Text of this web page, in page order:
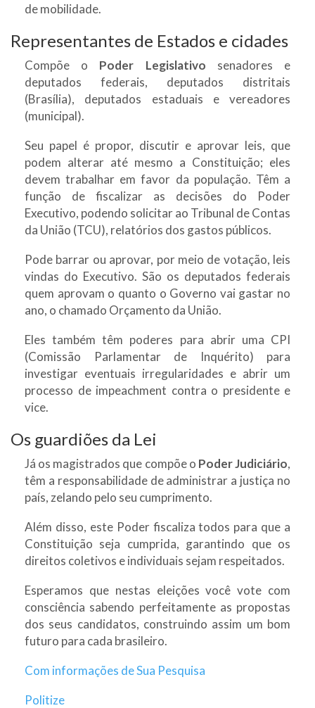
de mobilidade.
Representantes de Estados e cidades
Compõe o Poder Legislativo senadores e
deputados federais, deputados distritais
(Brasília), deputados estaduais e vereadores
(municipal).
Seu papel é propor, discutir e aprovar leis, que
podem alterar até mesmo a Constituição; eles
devem trabalhar em favor da população. Têm a
função de fiscalizar as decisões do Poder
Executivo, podendo solicitar ao Tribunal de Contas
da União (TCU), relatórios dos gastos públicos.
Pode barrar ou aprovar, por meio de votação, leis
vindas do Executivo. São os deputados federais
quem aprovam o quanto o Governo vai gastar no
ano, o chamado Orçamento da União.
Eles também têm poderes para abrir uma CPI
(Comissão Parlamentar de Inquérito) para
investigar eventuais irregularidades e abrir um
processo de impeachment contra o presidente e
vice.
Os guardiões da Lei
Já os magistrados que compõe o Poder Judiciário,
têm a responsabilidade de administrar a justiça no
país, zelando pelo seu cumprimento.
Além disso, este Poder fiscaliza todos para que a
Constituição seja cumprida, garantindo que os
direitos coletivos e individuais sejam respeitados.
Esperamos que nestas eleições você vote com
consciência sabendo perfeitamente as propostas
dos seus candidatos, construindo assim um bom
futuro para cada brasileiro.
Com informações de Sua Pesquisa
Politize